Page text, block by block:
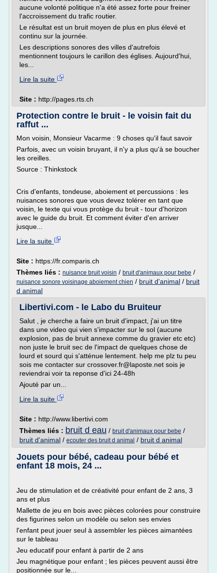
aucune volonté politique n'a été assez forte pour freiner
l'accroissement du trafic routier.
Le résultat est un bruit moyen de plus en plus élevé et
continu sur la journée.
Les descriptions sonores des villes d'autrefois
mentionnent toujours le carillon des églises. Aujourd'hui,
les...
Lire la suite
Site : http://pages.rts.ch
Protection contre le bruit - le voisin fait du
raffut ...
Mon voisin, Monsieur Vacarme : 9 choses qu'il faut savoir
Parfois, avec un voisin bruyant, il n'y a plus qu'à se boucher
les oreilles.
Source : Thinkstock
Cris d'enfants, tondeuse, aboiement et percussions : les
nuisances sonores que vous devez tolérer en tant que
voisin, le texte qui vous protège du bruit - tour d'horizon
avec le guide du bruit. Et comment éviter d'en arriver
jusque...
Lire la suite
Site : https://fr.comparis.ch
Thèmes liés : nuisance bruit voisin / bruit d'animaux pour bebe /
nuisance sonore voisinage aboiement chien / bruit d'animal / bruit
d animal
Libertivi.com - le Labo du Bruiteur
Salut , je cherche a faire un bruit d'impact, j'ai un titre
dans une video qui vien s'impacter sur le sol (aucune
explosion, pas de bruit annexe comme du gravier etc etc)
non juste le bruit sec de l'impact de quelques chose de
lourd et sourd qui s'atténue lentement. help me plz tu peu
sois me contacter sur crossover.fr@laposte.net sois je
reviendrai voir ta reponse d'ici 24-48h
Ajouté par un...
Lire la suite
Site : http://www.libertivi.com
Thèmes liés : bruit d eau / bruit d'animaux pour bebe /
bruit d'animal / ecouter des bruit d animal / bruit d animal
Jouets pour bébé, cadeau pour bébé et
enfant 18 mois, 24 ...
Jeu de stimulation et de créativité pour enfant de 2 ans, 3
ans et plus
Mallette de jeu en bois avec pièces colorées pour construire
des figurines selon un modèle ou selon ses envies
l'enfant peut jouer seul à assembler les pièces aimantées
sur le tableau
Jeu educatif pour enfant à partir de 2 ans
Jeu magnétique pour enfant ; les pièces peuvent aussi être
positionnée sur le...